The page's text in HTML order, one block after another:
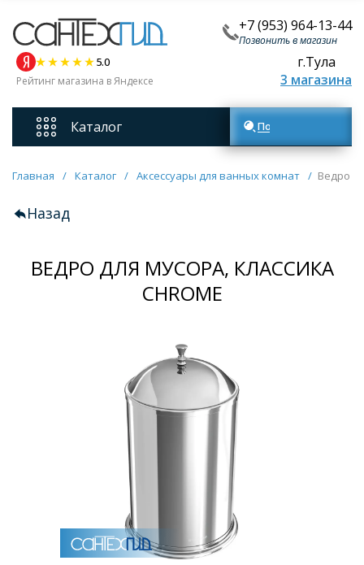
+7 (953) 964-13-44
Позвонить в магазин
5.0
Рейтинг магазина в Яндексе
г.Тула
3 магазина
Каталог
Смесители
Унитазы
Мебель для ванных комнат
Кухонные мойки
Душевые кабины
Полотенцесушители
Аксессуары для ванных комнат
Поиск товаров
Главная / Каталог / Аксессуары для ванных комнат / Ведро
Назад
ВЕДРО ДЛЯ МУСОРА, КЛАССИКА
CHROME